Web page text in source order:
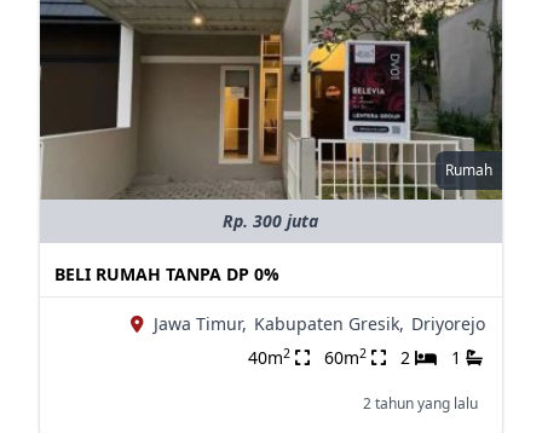
Rumah
Rp. 300 juta
BELI RUMAH TANPA DP 0%
Jawa Timur, Kabupaten Gresik, Driyorejo
40m2 60m2 2 1
2 tahun yang lalu